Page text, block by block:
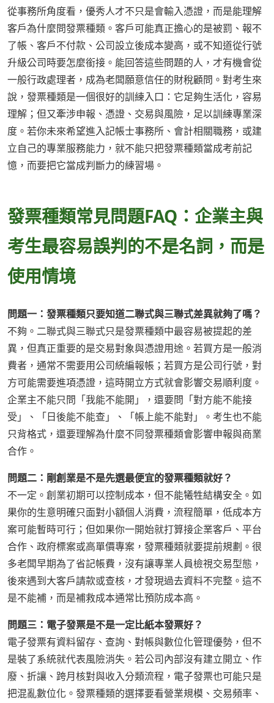
從事務所角度看，優秀人才不只是會輸入憑證，而是能理解
客戶為什麼問發票種類。客戶可能真正擔心的是被罰、報不
了帳、客戶不付款、公司設立後成本變高，或不知道從行號
升級公司時要怎麼銜接。能回答這些問題的人，才有機會從
一般行政處理者，成為老闆願意信任的財稅顧問。對考生來
說，發票種類是一個很好的訓練入口：它足夠生活化，容易
理解；但又牽涉申報、憑證、交易與風險，足以訓練專業深
度。若你未來希望進入記帳士事務所、會計相關職務，或建
立自己的專業服務能力，就不能只把發票種類當成考前記
憶，而要把它當成判斷力的練習場。
發票種類常見問題FAQ：企業主與
考生最容易誤判的不是名詞，而是
使用情境
問題一：發票種類只要知道二聯式與三聯式差異就夠了嗎？
不夠。二聯式與三聯式只是發票種類中最容易被提起的差
異，但真正重要的是交易對象與憑證用途。若買方是一般消
費者，通常不需要用公司統編報帳；若買方是公司行號，對
方可能需要進項憑證，這時開立方式就會影響交易順利度。
企業主不能只問「我能不能開」，還要問「對方能不能接
受」、「日後能不能查」、「帳上能不能對」。考生也不能
只背格式，還要理解為什麼不同發票種類會影響申報與商業
合作。
問題二：剛創業是不是先選最便宜的發票種類就好？
不一定。創業初期可以控制成本，但不能犧牲結構安全。如
果你的生意明確只面對小額個人消費，流程簡單，低成本方
案可能暫時可行；但如果你一開始就打算接企業客戶、平台
合作、政府標案或高單價專案，發票種類就要提前規劃。很
多老闆早期為了省記帳費，沒有讓專業人員檢視交易型態，
後來遇到大客戶請款或查核，才發現過去資料不完整。這不
是不能補，而是補救成本通常比預防成本高。
問題三：電子發票是不是一定比紙本發票好？
電子發票有資料留存、查詢、對帳與數位化管理優勢，但不
是裝了系統就代表風險消失。若公司內部沒有建立開立、作
廢、折讓、跨月核對與收入分類流程，電子發票也可能只是
把混亂數位化。發票種類的選擇要看營業規模、交易頻率、